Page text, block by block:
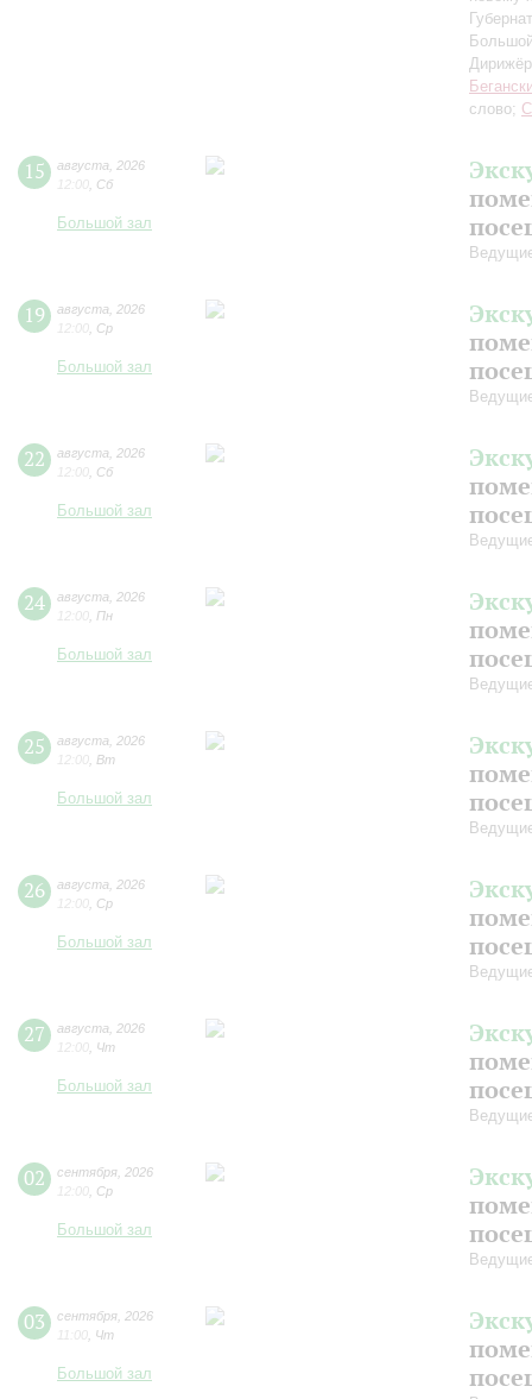
слово;
15 августа
2026
12:00 Сб
Большой зал
19 августа
2026
12:00 Ср
Большой зал
22 августа
2026
12:00 Сб
Большой зал
24 августа
2026
12:00 Пн
Большой зал
25 августа
2026
12:00 Вт
Большой зал
26 августа
2026
12:00 Ср
Большой зал
27 августа
2026
12:00 Чт
Большой зал
02 сентября 2026
12:00 Ср
Большой зал
03 сентября 2026
11:00 Чт
Большой зал